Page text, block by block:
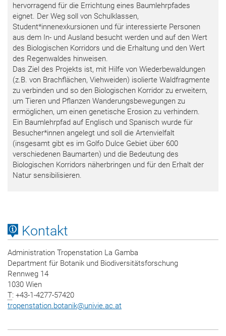
hervorragend für die Errichtung eines Baumlehrpfades
eignet. Der Weg soll von Schulklassen,
Student*innenexkursionen und für interessierte Personen
aus dem In- und Ausland besucht werden und auf den Wert
des Biologischen Korridors und die Erhaltung und den Wert
des Regenwaldes hinweisen.
Das Ziel des Projekts ist, mit Hilfe von Wiederbewaldungen
(z.B. von Brachflächen, Viehweiden) isolierte Waldfragmente
zu verbinden und so den Biologischen Korridor zu erweitern,
um Tieren und Pflanzen Wanderungsbewegungen zu
ermöglichen, um einen genetische Erosion zu verhindern.
Ein Baumlehrpfad auf Englisch und Spanisch wurde für
Besucher*innen angelegt und soll die Artenvielfalt
(insgesamt gibt es im Golfo Dulce Gebiet über 600
verschiedenen Baumarten) und die Bedeutung des
Biologischen Korridors näherbringen und für den Erhalt der
Natur sensibilisieren.
Kontakt
Administration Tropenstation La Gamba
Department für Botanik und Biodiversitätsforschung
Rennweg 14
1030 Wien
T: +43-1-4277-57420
tropenstation.botanik@univie.ac.at